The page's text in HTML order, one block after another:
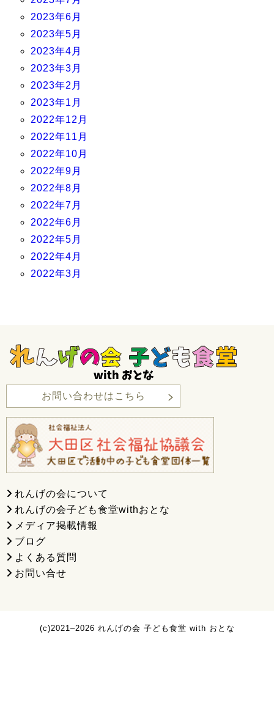
2023年6月
2023年5月
2023年4月
2023年3月
2023年2月
2023年1月
2022年12月
2022年11月
2022年10月
2022年9月
2022年8月
2022年7月
2022年6月
2022年5月
2022年4月
2022年3月
お問い合わせはこちら
れんげの会について
れんげの会子ども食堂withおとな
メディア掲載情報
ブログ
よくある質問
お問い合せ
(c)2021–2026 れんげの会 子ども食堂 with おとな